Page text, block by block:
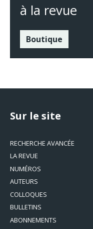
à la revue
Boutique
Sur le site
RECHERCHE AVANCÉE
LA REVUE
NUMÉROS
AUTEURS
COLLOQUES
BULLETINS
ABONNEMENTS